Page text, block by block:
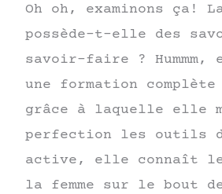
Oh oh, examinons ça!
possède-t-elle des
savoir-faire ?
une formation
grâce à laquelle elle
perfection les outils
active, elle connaît le
la femme sur le bout